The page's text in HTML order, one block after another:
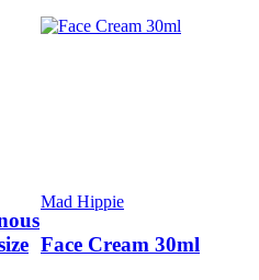
Mad Hippie
Face Cream 30ml